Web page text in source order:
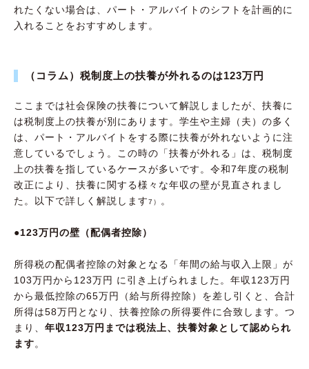
れたくない場合は、パート・アルバイトのシフトを計画的に
入れることをおすすめします。
（コラム）税制度上の扶養が外れるのは123万円
ここまでは社会保険の扶養について解説しましたが、扶養に
は税制度上の扶養が別にあります。学生や主婦（夫）の多く
は、パート・アルバイトをする際に扶養が外れないように注
意しているでしょう。この時の「扶養が外れる」は、税制度
上の扶養を指しているケースが多いです。令和7年度の税制
改正により、扶養に関する様々な年収の壁が見直されまし
た。以下で詳しく解説します7） 。
●123万円の壁（配偶者控除）
所得税の配偶者控除の対象となる「年間の給与収入上限」が
103万円から123万円 に引き上げられました。年収123万円
から最低控除の65万円（給与所得控除）を差し引くと、合計
所得は58万円となり、扶養控除の所得要件に合致します。つ
まり、 年収123万円までは税法上、扶養対象として認められ
ます。